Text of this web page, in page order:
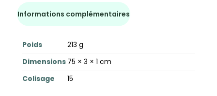
Informations complémentaires
Poids
213 g
Dimensions 75 × 3 × 1 cm
Colisage
15